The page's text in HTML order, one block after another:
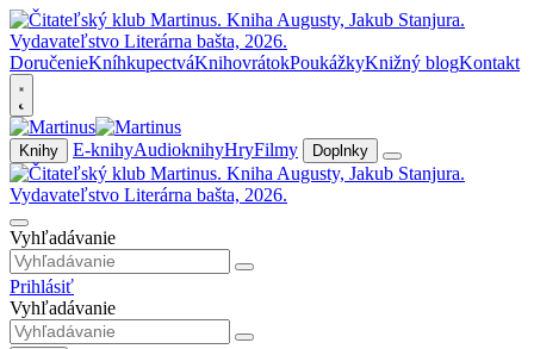
DoručenieKníhkupectváKnihovrátokPoukážkyKnižný blogKontakt
Knihy E-knihyAudioknihyHryFilmy Doplnky
Vyhľadávanie
Prihlásiť
Vyhľadávanie